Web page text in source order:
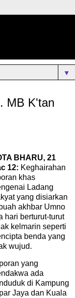
▼
MB K'tan
BHARU, 21
12: Keghairahan
khas
Ladang
yang disiarkan
akhbar Umno
hari berturut-turut
kelmarin seperti
benda yang
wujud.
yang
ada
di Kampung
Jaya dan Kuala